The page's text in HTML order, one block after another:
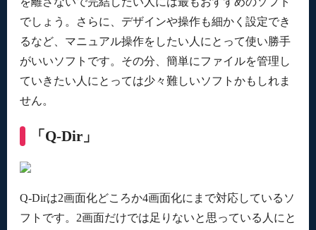
でしょう。さらに、デザインや操作も細かく設定でき
るなど、マニュアル操作をしたい人にとって使い勝手
がいいソフトです。その分、簡単にファイルを管理し
ていきたい人にとっては少々難しいソフトかもしれま
せん。
「Q-Dir」
Q-Dirは2画面化どころか4画面化にまで対応しているソ
フトです。2画面だけでは足りないと思っている人にと